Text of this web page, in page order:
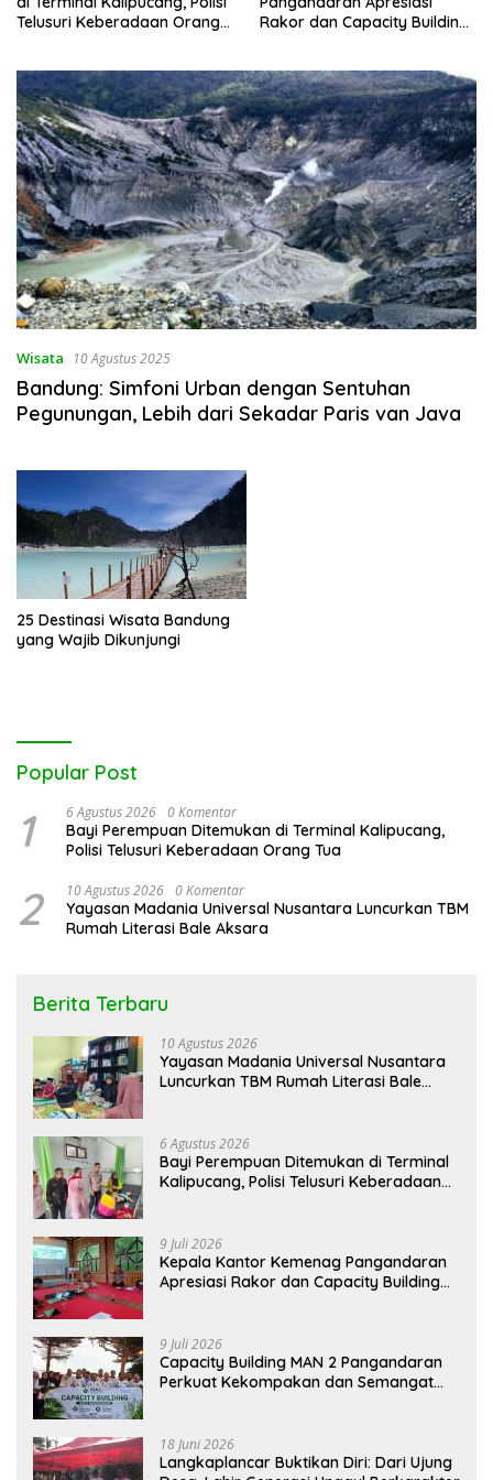
Telusuri Keberadaan Orang
Rakor dan Capacity Building
Antar Lini
Wisata 10 Agustus 2025
Bandung: Simfoni Urban dengan Sentuhan
Pegunungan, Lebih dari Sekadar Paris van Java
25 Destinasi Wisata Bandung
yang Wajib Dikunjungi
Popular Post
1 6 Agustus 2026 0 Komentar
Bayi Perempuan Ditemukan di Terminal Kalipucang,
Polisi Telusuri Keberadaan Orang Tua
2 10 Agustus 2026 0 Komentar
Yayasan Madania Universal Nusantara Luncurkan TBM
Rumah Literasi Bale Aksara
Berita Terbaru
10 Agustus 2026
Yayasan Madania Universal Nusantara
Luncurkan TBM Rumah Literasi Bale
6 Agustus 2026
Bayi Perempuan Ditemukan di Terminal
Kalipucang, Polisi Telusuri Keberadaan
9 Juli 2026
Kepala Kantor Kemenag Pangandaran
Apresiasi Rakor dan Capacity Building
9 Juli 2026
Capacity Building MAN 2 Pangandaran
Perkuat Kekompakan dan Semangat
18 Juni 2026
Langkaplancar Buktikan Diri: Dari Ujung